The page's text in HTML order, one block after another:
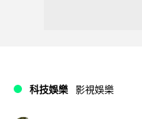
科技娛樂 影視娛樂